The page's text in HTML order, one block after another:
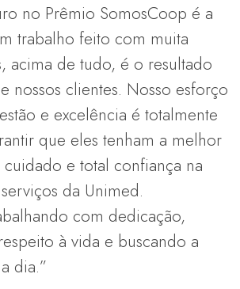
no Prêmio SomosCoop é a
trabalho feito com muita
acima de tudo, é o resultado
nossos clientes. Nosso esforço
e excelência é totalmente
que eles tenham a melhor
e total confiança na
da Unimed.
com dedicação,
à vida e buscando a
dia.”